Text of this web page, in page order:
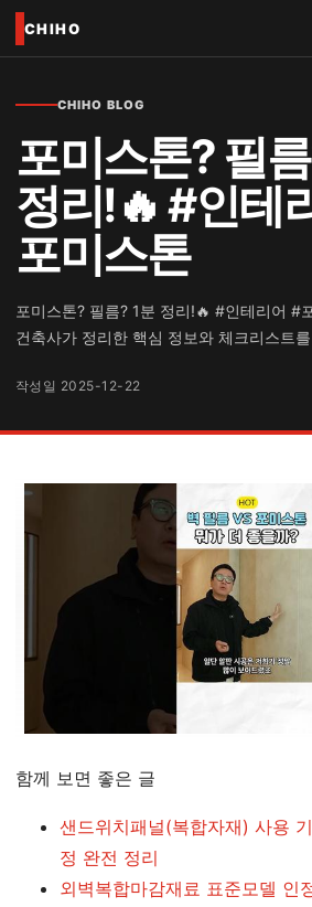
CHIHO
CHIHO BLOG
포미스톤? 필
정리!🔥 #인테
포미스톤
포미스톤? 필름? 1분 정리!🔥 #인테리어 #
건축사가 정리한 핵심 정보와 체크리스트
작성일 2025-12-22
함께 보면 좋은 글
샌드위치패널(복합자재) 사용
정 완전 정리
외벽복합마감재료 표준모델